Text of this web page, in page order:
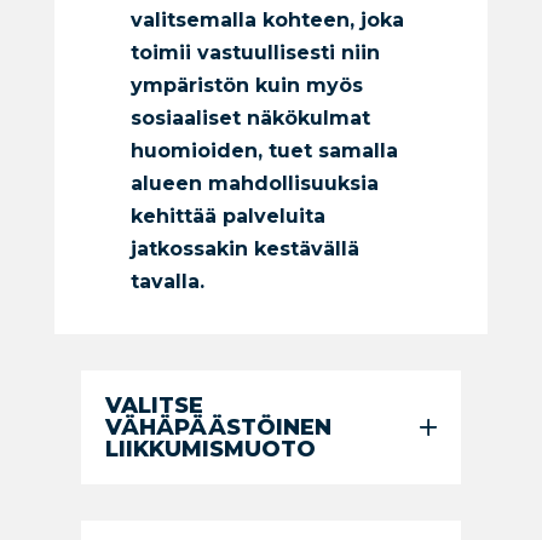
valitsemalla kohteen, joka
toimii vastuullisesti niin
ympäristön kuin myös
sosiaaliset näkökulmat
huomioiden, tuet samalla
alueen mahdollisuuksia
kehittää palveluita
jatkossakin kestävällä
tavalla.
VALITSE
VÄHÄPÄÄSTÖINEN
LIIKKUMISMUOTO